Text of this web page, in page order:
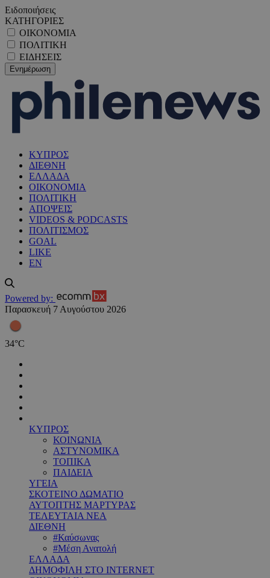
Ειδοποιήσεις
ΚΑΤΗΓΟΡΙΕΣ
ΟΙΚΟΝΟΜΙΑ
ΠΟΛΙΤΙΚΗ
ΕΙΔΗΣΕΙΣ
ΚΥΠΡΟΣ
ΔΙΕΘΝΗ
ΕΛΛΑΔΑ
ΟΙΚΟΝΟΜΙΑ
ΠΟΛΙΤΙΚΗ
ΑΠΟΨΕΙΣ
VIDEOS & PODCASTS
ΠΟΛΙΤΙΣΜΟΣ
GOAL
LIKE
EN
Powered by:
Παρασκευή 7 Αυγούστου 2026
34°C
ΚΥΠΡΟΣ
ΚΟΙΝΩΝΙΑ
ΑΣΤΥΝΟΜΙΚΑ
ΤΟΠΙΚΑ
ΠΑΙΔΕΙΑ
ΥΓΕΙΑ
ΣΚΟΤΕΙΝΟ ΔΩΜΑΤΙΟ
ΑΥΤΟΠΤΗΣ ΜΑΡΤΥΡΑΣ
ΤΕΛΕΥΤΑΙΑ ΝΕΑ
ΔΙΕΘΝΗ
#Καύσωνας
#Μέση Ανατολή
ΕΛΛΑΔΑ
ΔΗΜΟΦΙΛΗ ΣΤΟ INTERNET